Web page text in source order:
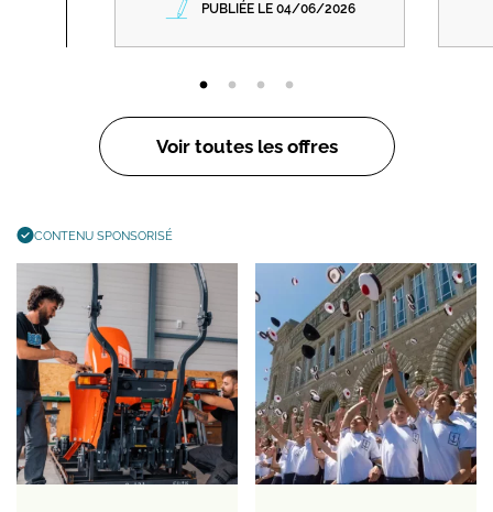
PUBLIÉE LE 04/06/2026
Voir toutes les offres
CONTENU SPONSORISÉ